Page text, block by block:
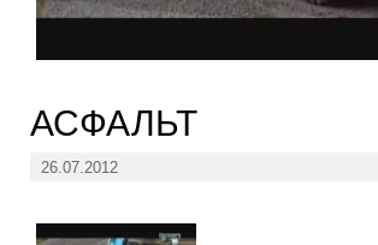
АСФАЛЬТ
26.07.2012